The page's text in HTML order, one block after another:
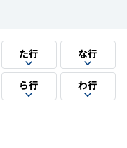
た行 な行
ら行 わ行